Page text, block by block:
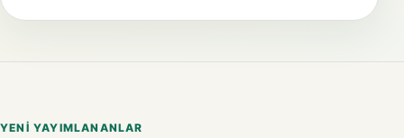
YENI YAYIMLANANLAR